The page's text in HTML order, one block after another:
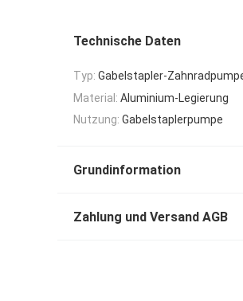
Technische Daten
Typ: Gabelstapler-
Material: Aluminium-Legierung
Nutzung: Gabelstaplerpumpe
Grundinformation
Zahlung und Versand AGB